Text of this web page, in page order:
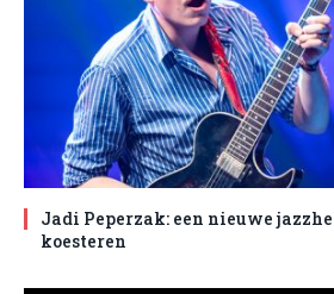
Jadi Peperzak: een nieuwe
koesteren